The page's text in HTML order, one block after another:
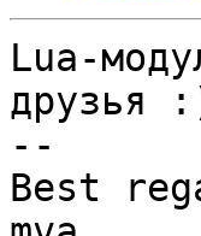
Lua-
друзья
--
Best